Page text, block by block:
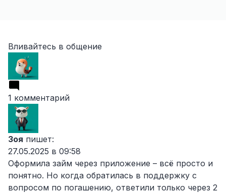
Вливайтесь в общение
1 комментарий
Зоя пишет:
27.05.2025 в 09:58
Оформила займ через приложение – всё просто и
понятно. Но когда обратилась в поддержку с
вопросом по погашению, ответили только через 2